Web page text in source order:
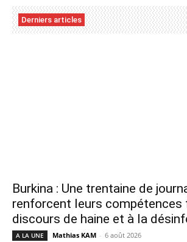
Derniers articles
Burkina : Une trentaine de
renforcent leurs compétences
discours de haine et à la
A LA UNE Mathias KAM - 6 août 2026